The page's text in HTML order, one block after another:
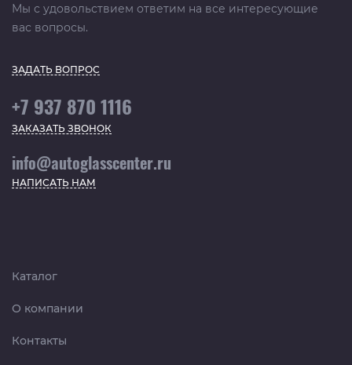
Мы с удовольствием ответим на все интересующие
вас вопросы.
ЗАДАТЬ ВОПРОС
+7 937 870 1116
ЗАКАЗАТЬ ЗВОНОК
info@autoglasscenter.ru
НАПИСАТЬ НАМ
Каталог
О компании
Контакты